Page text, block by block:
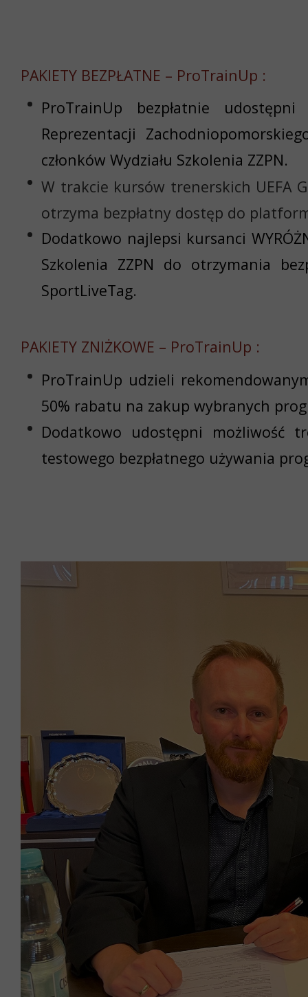
PAKIETY BEZPŁATNE – ProTrainUp :
ProTrainUp bezpłatnie
Reprezentacji
członków Wydziału Szkolenia ZZPN.
W trakcie kursów trenerskich UEFA
otrzyma bezpłatny dostęp do
Dodatkowo najlepsi kursanci
Szkolenia ZZPN do otrzymania
SportLiveTag.
PAKIETY ZNIŻKOWE – ProTrainUp :
ProTrainUp udzieli
50% rabatu na zakup wybranych
Dodatkowo udostępni możliwość
testowego bezpłatnego używania